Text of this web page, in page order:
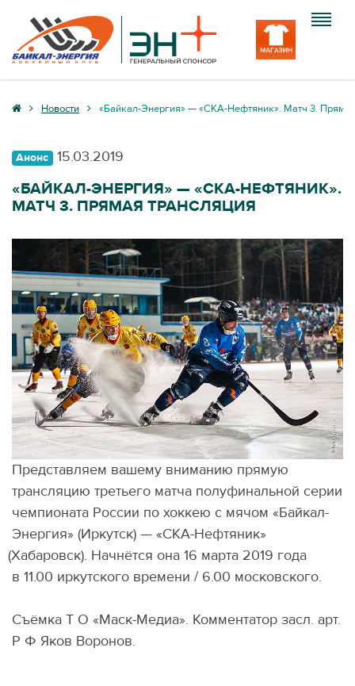
Клуб
Медиа
Вход
Новости «Байкал-Энергия» — «СКА-Нефтяник». Матч 3.
Анонс 15.03.2019
«БАЙКАЛ-ЭНЕРГИЯ» — «СКА-НЕФТЯНИК».
МАТЧ 3. ПРЯМАЯ ТРАНСЛЯЦИЯ
Представляем вашему вниманию прямую
трансляцию третьего матча полуфинальной серии
чемпионата России по хоккею с мячом «Байкал-
Энергия» (Иркутск) — «СКА-Нефтяник»
(Хабаровск). Начнётся она 16 марта 2019 года
в 11.00 иркутского времени / 6.00 московского.
Съёмка Т О «Маск-Медиа». Комментатор засл. арт.
Р Ф Яков Воронов.